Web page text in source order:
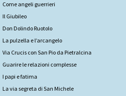
Come angeli guerrieri
Il Giubileo
Don Dolindo Ruotolo
La pulzella e l’arcangelo
Via Crucis con San Pio da Pietralcina
Guarire le relazioni complesse
I papi e fatima
La via segreta di San Michele